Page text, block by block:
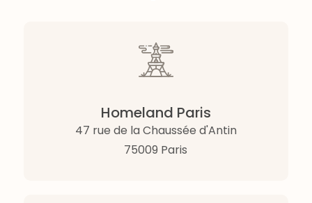
Homeland Paris
47 rue de la Chaussée d'Antin
75009 Paris